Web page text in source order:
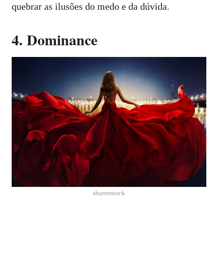
quebrar as ilusões do medo e da dúvida.
4. Dominance
shutterstock